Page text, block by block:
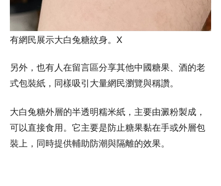
有網民展示大白兔糖紋身。X
另外，也有人在留言區分享其他中國糖果、酒的老
式包裝紙，同樣吸引大量網民瀏覽與稱讚。
大白兔糖外層的半透明糯米紙，主要由澱粉製成，
可以直接食用。它主要是防止糖果黏在手或外層包
裝上，同時提供輔助防潮與隔離的效果。